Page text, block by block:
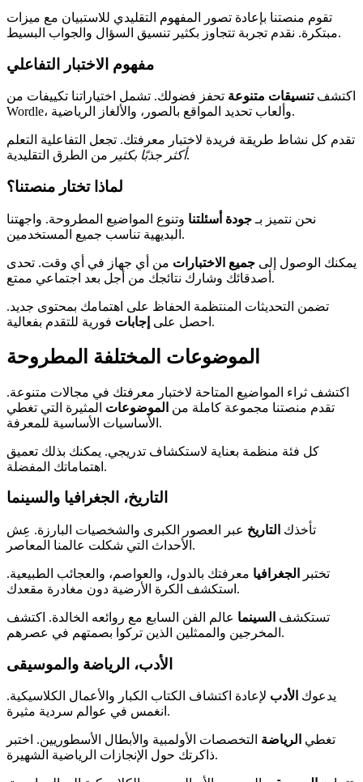
تقوم منصتنا بإعادة تصور المفهوم التقليدي للاستبيان مع ميزات
مبتكرة. نقدم تجربة تتجاوز بكثير تنسيق السؤال والجواب البسيط.
مفهوم الاختبار التفاعلي
اكتشفتنسيقات متنوعة تحفز فضولك. تشمل اختياراتنا تكييفات من
Wordle، وألعاب تحديد المواقع بالصور، والألغاز الرياضية.
تقدم كل نشاط طريقة فريدة لاختبار معرفتك. تجعل التفاعلية التعلم
أكثر جذبًا بكثيرمن الطرق التقليدية.
لماذا تختار منصتنا؟
نحن نتميز بـ جودة أسئلتنا وتنوع المواضيع المطروحة. واجهتنا
البديهية تناسب جميع المستخدمين.
يمكنك الوصول إلى جميع الاختبارات من أي جهاز في أي وقت. تحدى
أصدقائك وشارك نتائجك من أجل بعد اجتماعي ممتع.
تضمن التحديثات المنتظمة الحفاظ على اهتمامك بمحتوى جديد.
احصل على إجابات فورية للتقدم بفعالية.
الموضوعات المختلفة المطروحة
اكتشف ثراء المواضيع المتاحة لاختبار معرفتك في مجالات متنوعة.
تقدم منصتنا مجموعة كاملة من الموضوعات المثيرة التي تغطي
الأساسيات الأساسية للمعرفة.
كل فئة منظمة بعناية لاستكشاف تدريجي. يمكنك بذلك تعميق
اهتماماتك المفضلة.
التاريخ، الجغرافيا والسينما
تأخذك التاريخ عبر العصور الكبرى والشخصيات البارزة. عِش
الأحداث التي شكلت عالمنا المعاصر.
تختبر الجغرافيا معرفتك بالدول، والعواصم، والعجائب الطبيعية.
استكشف الكرة الأرضية دون مغادرة مقعدك.
تستكشف السينما عالم الفن السابع مع روائعه الخالدة. اكتشف
المخرجين والممثلين الذين تركوا بصمتهم في عصرهم.
الأدب، الرياضة والموسيقى
يدعوك الأدب لإعادة اكتشاف الكتاب الكبار والأعمال الكلاسيكية.
انغمس في عوالم سردية مثيرة.
تغطي الرياضة التخصصات الأولمبية والأبطال الأسطوريين. اختبر
ذاكرتك حول الإنجازات الرياضية الشهيرة.